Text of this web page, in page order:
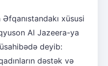
Əfqanıstandakı xüsusi
Al Jazeera-ya
deyib:
dəstək və